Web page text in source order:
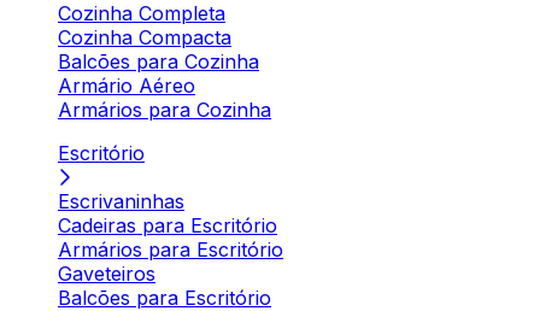
Cozinha Completa
Cozinha Compacta
Balcões para Cozinha
Armário Aéreo
Armários para Cozinha
Escritório
Escrivaninhas
Cadeiras para Escritório
Armários para Escritório
Gaveteiros
Balcões para Escritório